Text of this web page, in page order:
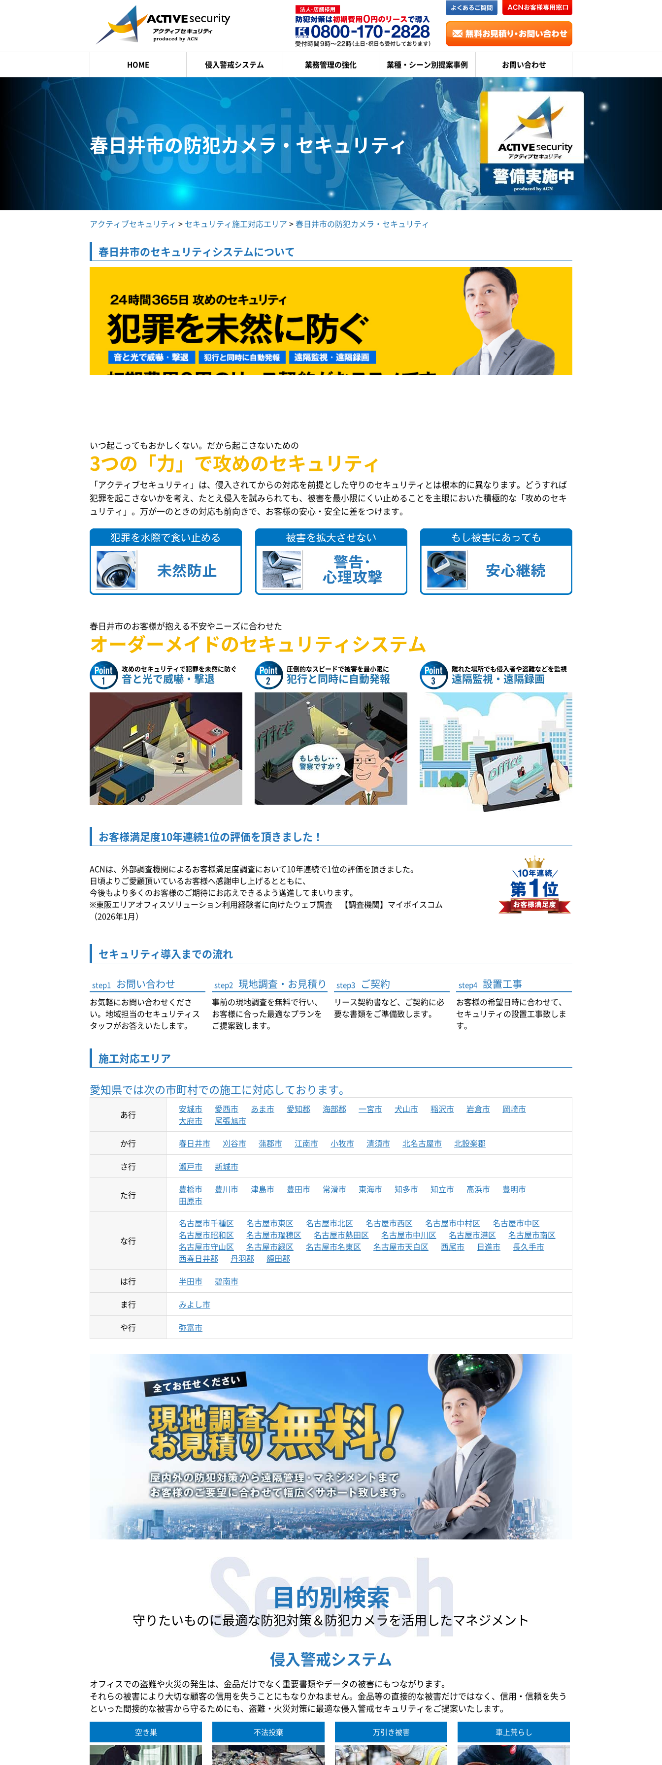
HOME 侵入警戒システム 業務管理の強化 業種・シーン別提案事例 お問い合わせ
春日井市の防犯カメラ・セキュリティ
アクティブセキュリティ > セキュリティ施工対応エリア >春日井市の防犯カメラ・セキュリティ
春日井市のセキュリティシステムについて
いつ起こってもおかしくない。だから起こさないための
3つの「力」で攻めのセキュリティ
「アクティブセキュリティ」は、侵入されてからの対応を前提とした守りのセキュリティとは根本的に異なります。どうすれば
犯罪を起こさないかを考え、たとえ侵入を試みられても、被害を最小限にくい止めることを主眼においた積極的な「攻めのセキ
ュリティ」。万が一のときの対応も前向きで、お客様の安心・安全に差をつけます。
春日井市のお客様が抱える不安やニーズに合わせた
オーダーメイドのセキュリティシステム
攻めのセキュリティで犯罪を未然に防ぐ
音と光で威嚇・撃退
圧倒的なスピードで被害を最小限に
犯行と同時に自動発報
離れた場所でも侵入者や盗難などを監視
遠隔監視・遠隔録画
お客様満足度10年連続1位の評価を頂きました！
ACNは、外部調査機関によるお客様満足度調査において10年連続で1位の評価を頂きました。
日頃よりご愛顧頂いているお客様へ感謝申し上げるとともに、
今後もより多くのお客様のご期待にお応えできるよう邁進してまいります。
※東阪エリアオフィスソリューション利用経験者に向けたウェブ調査 【調査機関】マイボイスコム
（2026年1月）
セキュリティ導入までの流れ
step1 お問い合わせ
お気軽にお問い合わせくださ
い。地域担当のセキュリティス
タッフがお答えいたします。
step2 現地調査・お見積り
事前の現地調査を無料で行い、
お客様に合った最適なプランを
ご提案致します。
step3 ご契約
リース契約書など、ご契約に必
要な書類をご準備致します。
step4 設置工事
お客様の希望日時に合わせて、
セキュリティの設置工事致しま
す。
施工対応エリア
愛知県では次の市町村での施工に対応しております。
あ行 安城市 愛西市 あま市 愛知郡 海部郡 一宮市 犬山市 稲沢市 岩倉市
岡崎市
大府市
尾張旭市
か行
春日井市 刈谷市 蒲郡市 江南市 小牧市 清須市 北名古屋市
北設楽郡
さ行
瀬戸市 新城市
た行 豊橋市 豊川市 津島市 豊田市 常滑市 東海市 知多市 知立市 高浜市
豊明市
田原市
な行
名古屋市千種区 名古屋市東区 名古屋市北区 名古屋市西区 名古屋市中村区
名古屋市中区
名古屋市昭和区
名古屋市瑞穂区 名古屋市熱田区 名古屋市中川区 名古屋市港区
名古屋市南区
名古屋市守山区
名古屋市緑区 名古屋市名東区 名古屋市天白区 西尾市 日進市
長久手市
西春日井郡
丹羽郡
額田郡
は行
半田市
碧南市
ま行
みよし市
や行
弥富市
目的別検索
守りたいものに最適な防犯対策＆防犯カメラを活用したマネジメント
侵入警戒システム
オフィスでの盗難や火災の発生は、金品だけでなく重要書類やデータの被害にもつながります。
それらの被害により大切な顧客の信用を失うことにもなりかねません。金品等の直接的な被害だけではなく、信用・信頼を失う
といった間接的な被害から守るためにも、盗難・火災対策に最適な侵入警戒セキュリティをご提案いたします。
空き巣 不法投棄 万引き被害 車上荒らし